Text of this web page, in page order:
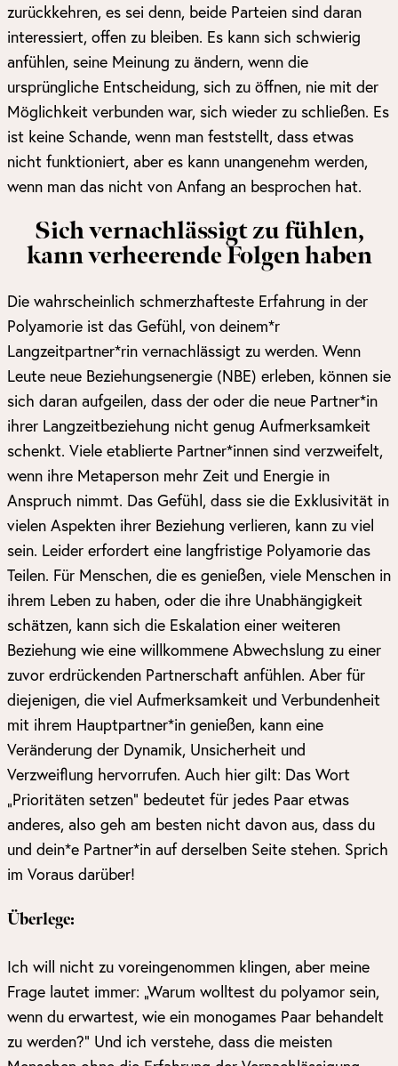
zurückkehren, es sei denn, beide Parteien sind daran
interessiert, offen zu bleiben. Es kann sich schwierig
anfühlen, seine Meinung zu ändern, wenn die
ursprüngliche Entscheidung, sich zu öffnen, nie mit der
Möglichkeit verbunden war, sich wieder zu schließen. Es
ist keine Schande, wenn man feststellt, dass etwas
nicht funktioniert, aber es kann unangenehm werden,
wenn man das nicht von Anfang an besprochen hat.
Sich vernachlässigt zu fühlen,
kann verheerende Folgen haben
Die wahrscheinlich schmerzhafteste Erfahrung in der
Polyamorie ist das Gefühl, von deinem*r
Langzeitpartner*rin vernachlässigt zu werden. Wenn
Leute neue Beziehungsenergie (NBE) erleben, können sie
sich daran aufgeilen, dass der oder die neue Partner*in
ihrer Langzeitbeziehung nicht genug Aufmerksamkeit
schenkt. Viele etablierte Partner*innen sind verzweifelt,
wenn ihre Metaperson mehr Zeit und Energie in
Anspruch nimmt. Das Gefühl, dass sie die Exklusivität in
vielen Aspekten ihrer Beziehung verlieren, kann zu viel
sein. Leider erfordert eine langfristige Polyamorie das
Teilen. Für Menschen, die es genießen, viele Menschen in
ihrem Leben zu haben, oder die ihre Unabhängigkeit
schätzen, kann sich die Eskalation einer weiteren
Beziehung wie eine willkommene Abwechslung zu einer
zuvor erdrückenden Partnerschaft anfühlen. Aber für
diejenigen, die viel Aufmerksamkeit und Verbundenheit
mit ihrem Hauptpartner*in genießen, kann eine
Veränderung der Dynamik, Unsicherheit und
Verzweiflung hervorrufen. Auch hier gilt: Das Wort
„Prioritäten setzen“ bedeutet für jedes Paar etwas
anderes, also geh am besten nicht davon aus, dass du
und dein*e Partner*in auf derselben Seite stehen. Sprich
im Voraus darüber!
Überlege:
Ich will nicht zu voreingenommen klingen, aber meine
Frage lautet immer: „Warum wolltest du polyamor sein,
wenn du erwartest, wie ein monogames Paar behandelt
zu werden?“ Und ich verstehe, dass die meisten